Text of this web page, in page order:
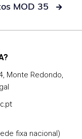
MOD 35 
Monte Redondo,
fixa nacional)